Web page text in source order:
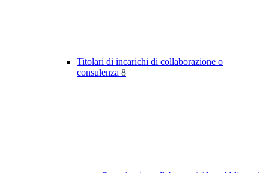
Titolari di incarichi di collaborazione o
consulenza 8